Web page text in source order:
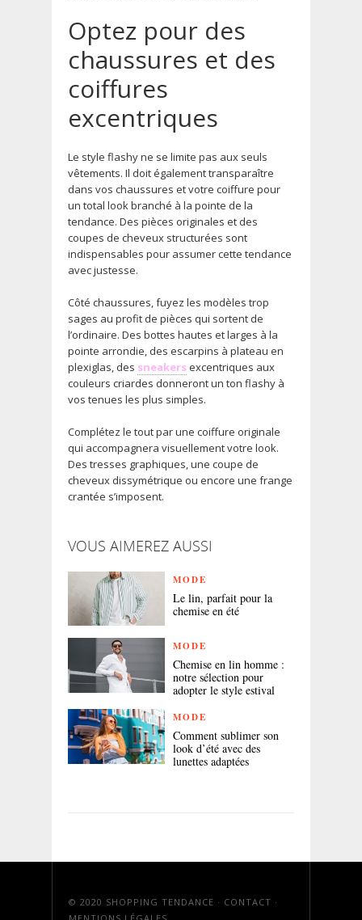
Optez pour des
chaussures et des
coiffures
excentriques
Le style flashy ne se limite pas aux seuls
vêtements. Il doit également transparaître
dans vos chaussures et votre coiffure pour
un total look branché à la pointe de la
tendance. Des pièces originales et des
coupes de cheveux structurées sont
indispensables pour assumer cette tendance
avec justesse.
Côté chaussures, fuyez les modèles trop
sages au profit de pièces qui sortent de
l’ordinaire. Des bottes hautes et larges à la
pointe arrondie, des escarpins à plateau en
plexiglas, des sneakersexcentriques aux
couleurs criardes donneront un ton flashy à
vos tenues les plus simples.
Complétez le tout par une coiffure originale
qui accompagnera visuellement votre look.
Des tresses graphiques, une coupe de
cheveux dissymétrique ou encore une frange
crantée s’imposent.
VOUS AIMEREZ AUSSI
MODE
Le lin, parfait pour la
chemise en été
MODE
Chemise en lin homme :
notre sélection pour
adopter le style estival
MODE
Comment sublimer son
look d’été avec des
lunettes adaptées
© 2020 SHOPPING TENDANCE · CONTACT ·